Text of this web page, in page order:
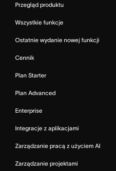
Przegląd produktu
Wszystkie funkcje
Ostatnie wydanie nowej funkcji
Cennik
Plan Starter
Plan Advanced
Enterprise
Integracje z aplikacjami
Zarządzanie pracą z użyciem AI
Zarządzanie projektami